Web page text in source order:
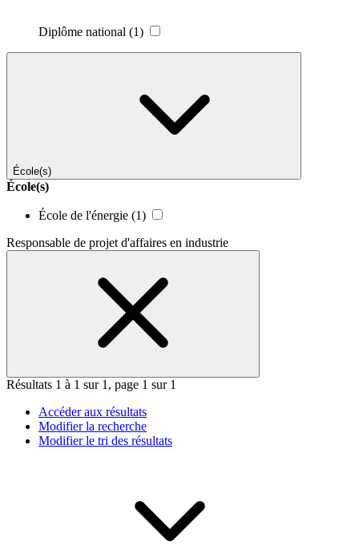
Diplôme national (1)
École(s)
École(s)
École de l'énergie (1)
Responsable de projet d'affaires en industrie
Résultats 1 à 1 sur 1, page 1 sur 1
Accéder aux résultats
Modifier la recherche
Modifier le tri des résultats